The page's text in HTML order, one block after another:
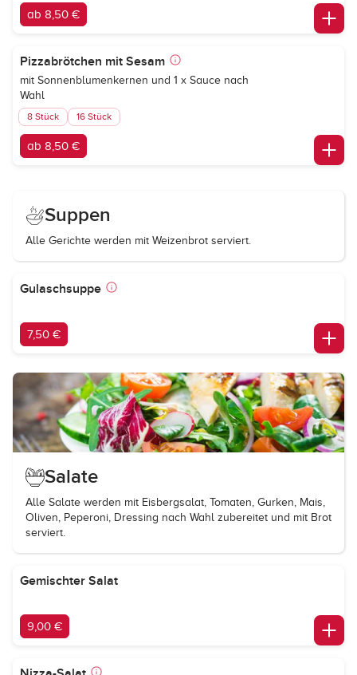
ab 8,50 €
Pizzabrötchen mit Sesam
mit Sonnenblumenkernen und 1 x Sauce nach
Wahl
8 Stück 16 Stück
ab 8,50 €
Suppen
Alle Gerichte werden mit Weizenbrot serviert.
Gulaschsuppe
7,50 €
Salate
Alle Salate werden mit Eisbergsalat, Tomaten, Gurken, Mais,
Oliven, Peperoni, Dressing nach Wahl zubereitet und mit Brot
serviert.
Gemischter Salat
9,00 €